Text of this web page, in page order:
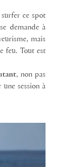
surfer ce spot
demande à
mais
feu. Tout est
, non pas
session à